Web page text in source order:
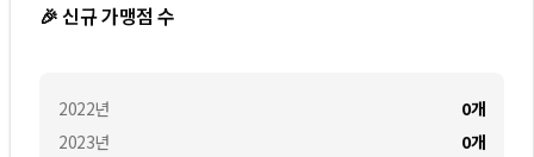
🎉 신규 가맹점 수
2022년
2023년
0개
0개